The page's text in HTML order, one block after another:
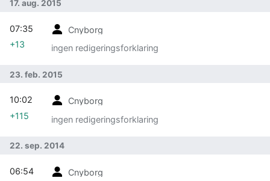
17. aug. 2015
Cnyborg
ingen redigeringsforklaring
07:35
+13
23. feb. 2015
Cnyborg
ingen redigeringsforklaring
10:02
+115
22. sep. 2014
Cnyborg
06:54